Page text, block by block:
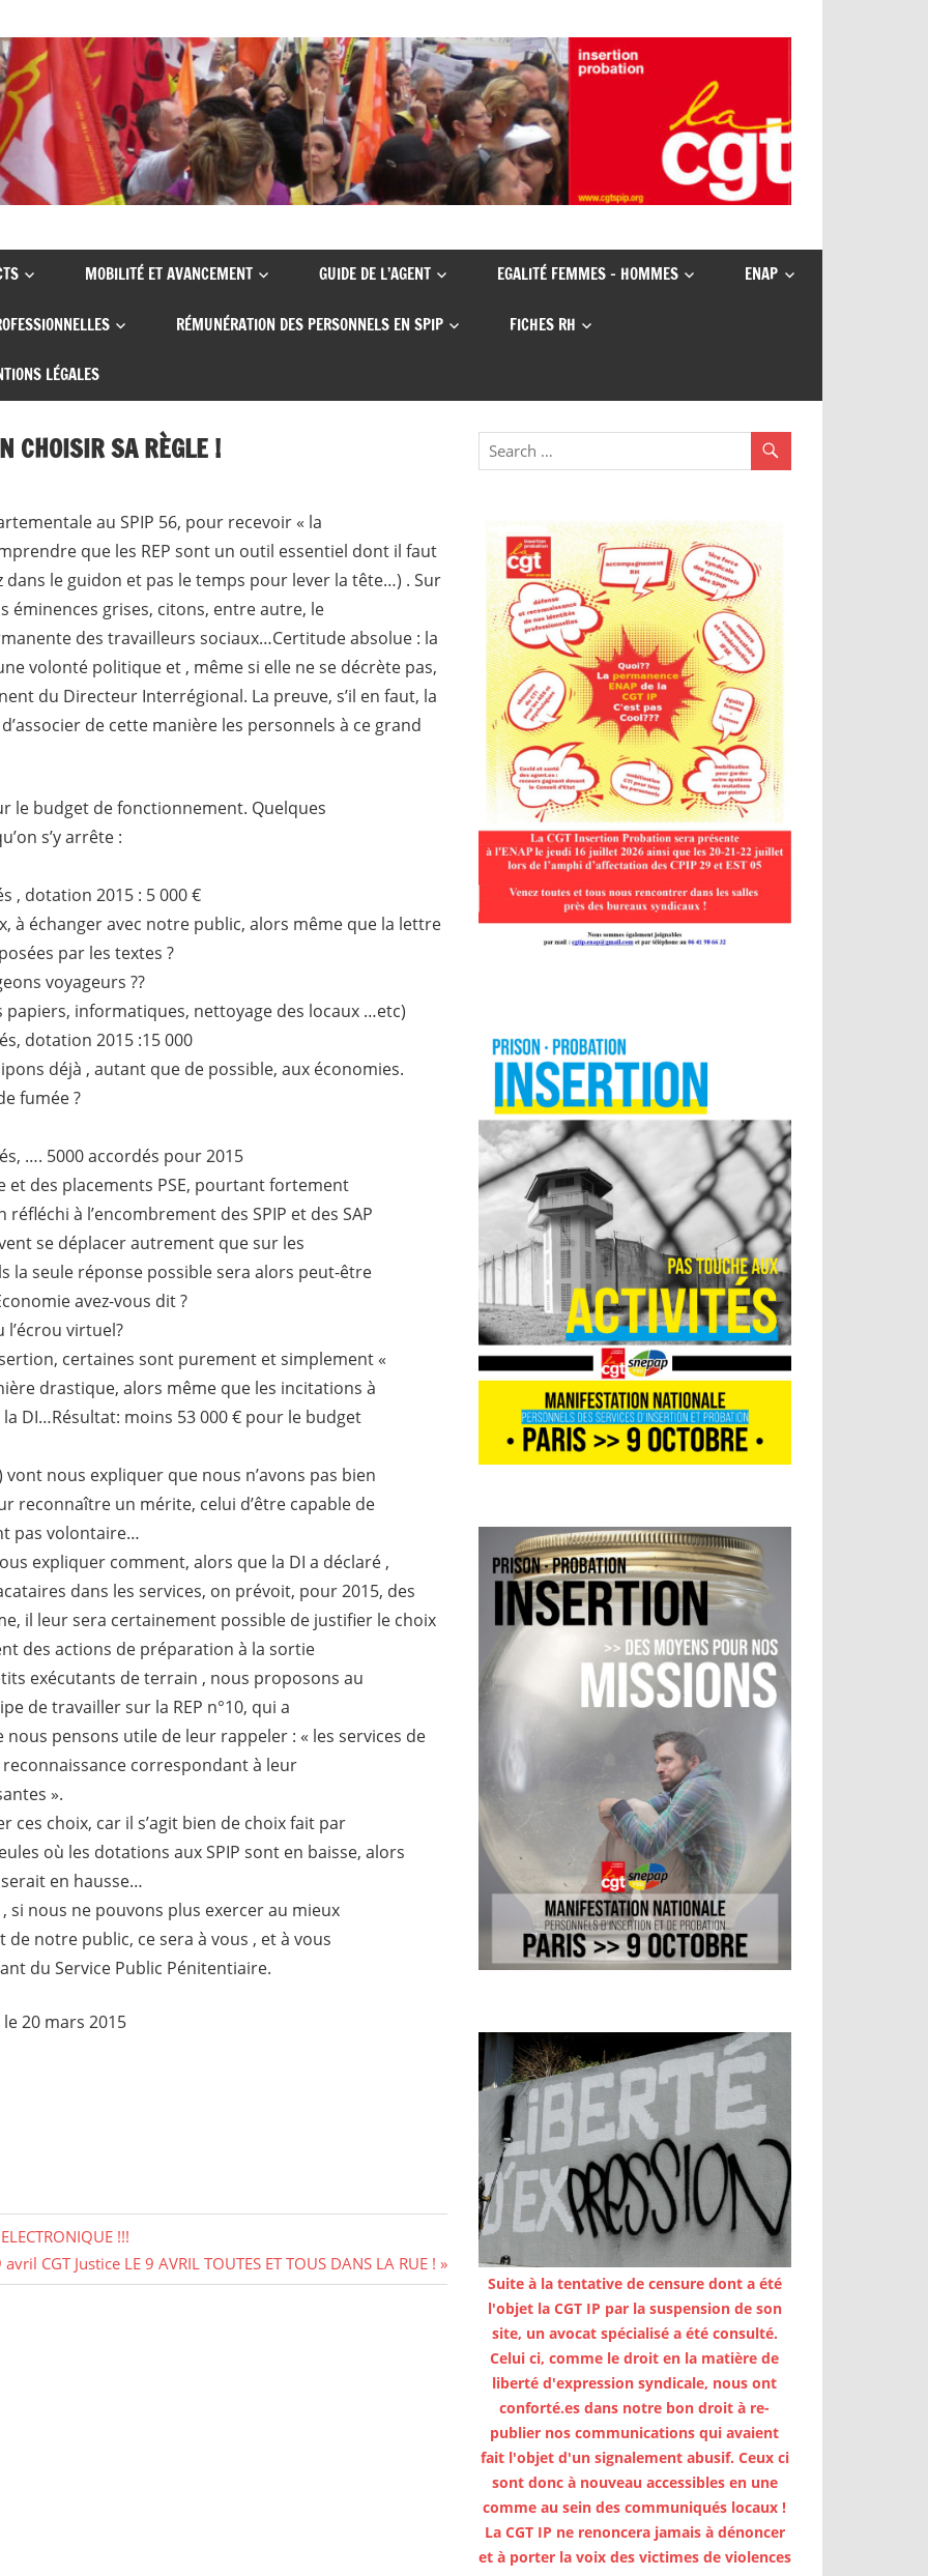
MOBILITÉ ET AVANCEMENT GUIDE DE L’AGENT EGALITÉ FEMMES – HOMMES ENAP
RÉMUNÉRATION DES PERSONNELS EN SPIP FICHES RH
LÉGALES
CHOISIR SA RÈGLE !
au SPIP 56, pour recevoir « la
que les REP sont un outil essentiel dont il faut
dans le guidon et pas le temps pour lever la tête…) . Sur
éminences grises, citons, entre autre, le
des travailleurs sociaux…Certitude absolue : la
volonté politique et , même si elle ne se décrète pas,
du Directeur Interrégional. La preuve, s’il en faut, la
de cette manière les personnels à ce grand
le budget de fonctionnement. Quelques
s’y arrête :
, dotation 2015 : 5 000 €
à échanger avec notre public, alors même que la lettre
par les textes ?
voyageurs ??
informatiques, nettoyage des locaux …etc)
dotation 2015 :15 000
déjà , autant que de possible, aux économies.
fumée ?
…. 5000 accordés pour 2015
et des placements PSE, pourtant fortement
à l’encombrement des SPIP et des SAP
se déplacer autrement que sur les
la seule réponse possible sera alors peut-être
avez-vous dit ?
virtuel?
certaines sont purement et simplement «
drastique, alors même que les incitations à
DI…Résultat: moins 53 000 € pour le budget
nous expliquer que nous n’avons pas bien
reconnaître un mérite, celui d’être capable de
pas volontaire…
expliquer comment, alors que la DI a déclaré ,
dans les services, on prévoit, pour 2015, des
il leur sera certainement possible de justifier le choix
des actions de préparation à la sortie
exécutants de terrain , nous proposons au
de travailler sur la REP n°10, qui a
pensons utile de leur rappeler : « les services de
correspondant à leur
».
choix, car il s’agit bien de choix fait par
où les dotations aux SPIP sont en baisse, alors
en hausse…
nous ne pouvons plus exercer au mieux
notre public, ce sera à vous , et à vous
du Service Public Pénitentiaire.
le 20 mars 2015
!!!
CGT Justice LE 9 AVRIL TOUTES ET TOUS DANS LA RUE !
Suite à la tentative de censure dont a été
l'objet la CGT IP par la suspension de son
site, un avocat spécialisé a été consulté.
Celui ci, comme le droit en la matière de
liberté d'expression syndicale, nous ont
conforté.es dans notre bon droit à re-
publier nos communications qui avaient
fait l'objet d'un signalement abusif. Ceux ci
sont donc à nouveau accessibles en une
comme au sein des communiqués locaux !
La CGT IP ne renoncera jamais à dénoncer
et à porter la voix des victimes de violences